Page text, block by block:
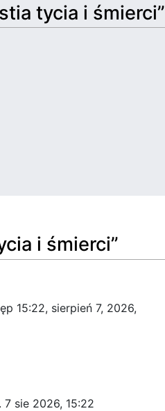
tycia i śmierci”
i śmierci”
15:22, sierpień 7, 2026,
7 sie 2026, 15:22